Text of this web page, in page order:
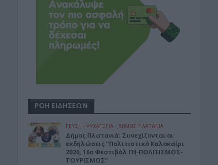
ΡΟΗ ΕΙΔΗΣΕΩΝ
ΓΕΎΣΗ - ΨΥΧΑΓΩΓΊΑ • ΔΉΜΟΣ ΠΛΑΤΑΝΙΆ
Δήμος Πλατανιά: Συνεχίζονται οι
εκδηλώσεις “Πολιτιστικό Καλοκαίρι
2026, 16ο Φεστιβάλ ΓΗ-ΠΟΛΙΤΙΣΜΟΣ-
ΤΟΥΡΙΣΜΟΣ”